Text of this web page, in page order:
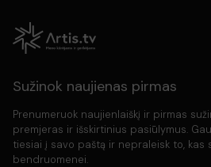
Sužinok naujienas pirmas
Prenumeruok naujienlaiškį ir pirmas
premjeras ir išskirtinius pasiūlymus.
tiesiai į savo paštą ir nepraleisk to, kas
bendruomenei.